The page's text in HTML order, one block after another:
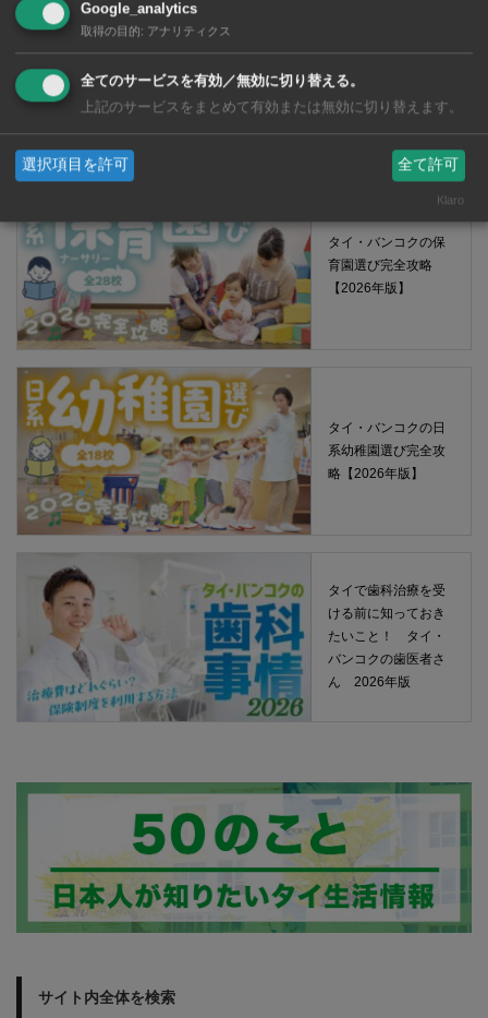
ブンイレブン）で買
える薬 2026年版
タイ・バンコクの保
育園選び完全攻略
【2026年版】
タイ・バンコクの日
系幼稚園選び完全攻
略【2026年版】
タイで歯科治療を受
ける前に知っておき
たいこと！ タイ・
バンコクの歯医者さ
ん 2026年版
サイト内全体を検索
Google_analytics
取得の目的: アナリティクス
全てのサービスを有効／無効に切り替える。
上記のサービスをまとめて有効または無効に切り替えます。
選択項目を許可 全て許可
Klaro